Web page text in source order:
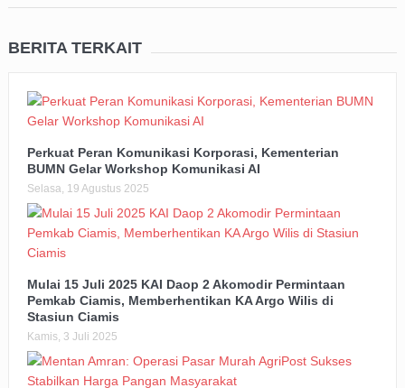
BERITA TERKAIT
Perkuat Peran Komunikasi Korporasi, Kementerian
BUMN Gelar Workshop Komunikasi AI
Selasa, 19 Agustus 2025
Mulai 15 Juli 2025 KAI Daop 2 Akomodir Permintaan
Pemkab Ciamis, Memberhentikan KA Argo Wilis di
Stasiun Ciamis
Kamis, 3 Juli 2025